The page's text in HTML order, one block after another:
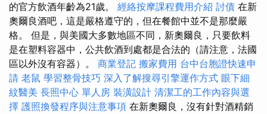
的官方飲酒年齡為21歲。 經絡按摩課程費用介紹 討債 在新
奧爾良酒吧，這是嚴格遵守的，但在餐館中並不是那麼嚴
格。 但是，與美國大多數地區不同，新奧爾良，只要飲料
是在塑料容器中，公共飲酒到處都是合法的（請注意，法國
區以外沒有容器）。 商業登記 搬家費用 台中台胞證快速申
請 老鼠 學習整骨技巧 深入了解搜尋引擎運作方式 眼下細
紋醫美 長照中心 單人房 裝潢設計 清潔工的工作內容與選
擇 護照換發程序與注意事項 在新奧爾良，沒有針對酒精銷